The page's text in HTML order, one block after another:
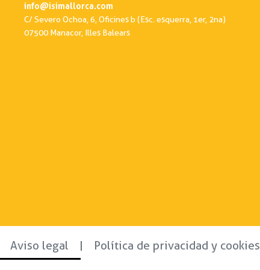
info@isimallorca.com
C/ Severo Ochoa, 6, Oficines b (Esc. esquerra, 1er, 2na)
07500 Manacor, Illes Balears
Aviso legal Política de privacidad y cookies